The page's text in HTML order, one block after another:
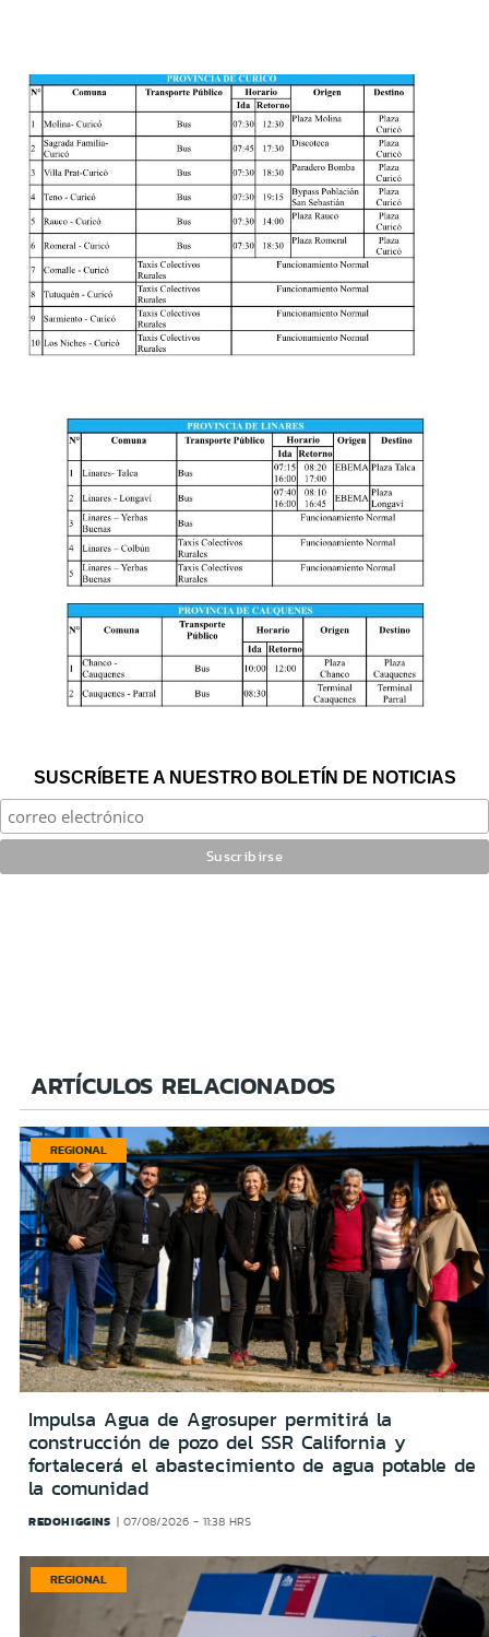
SUSCRÍBETE A NUESTRO BOLETÍN DE NOTICIAS
ARTÍCULOS RELACIONADOS
REGIONAL
Impulsa Agua de Agrosuper permitirá la
construcción de pozo del SSR California y
fortalecerá el abastecimiento de agua potable de
la comunidad
REDOHIGGINS 07/08/2026 - 11:38 HRS
REGIONAL